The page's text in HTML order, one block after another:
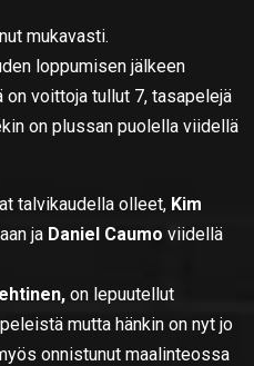
mukavasti.
loppumisen jälkeen
voittoja tullut 7, tasapelejä
on plussan puolella viidellä
talvikaudella olleet, Kim
ja Daniel Caumo viidellä
on lepuutellut
mutta hänkin on nyt jo
onnistunut maalinteossa